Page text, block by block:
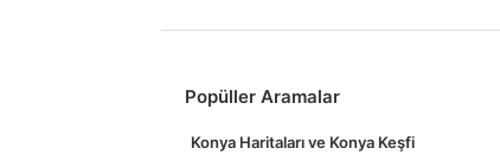
Popüller Aramalar
Konya Haritaları ve Konya Keşfi